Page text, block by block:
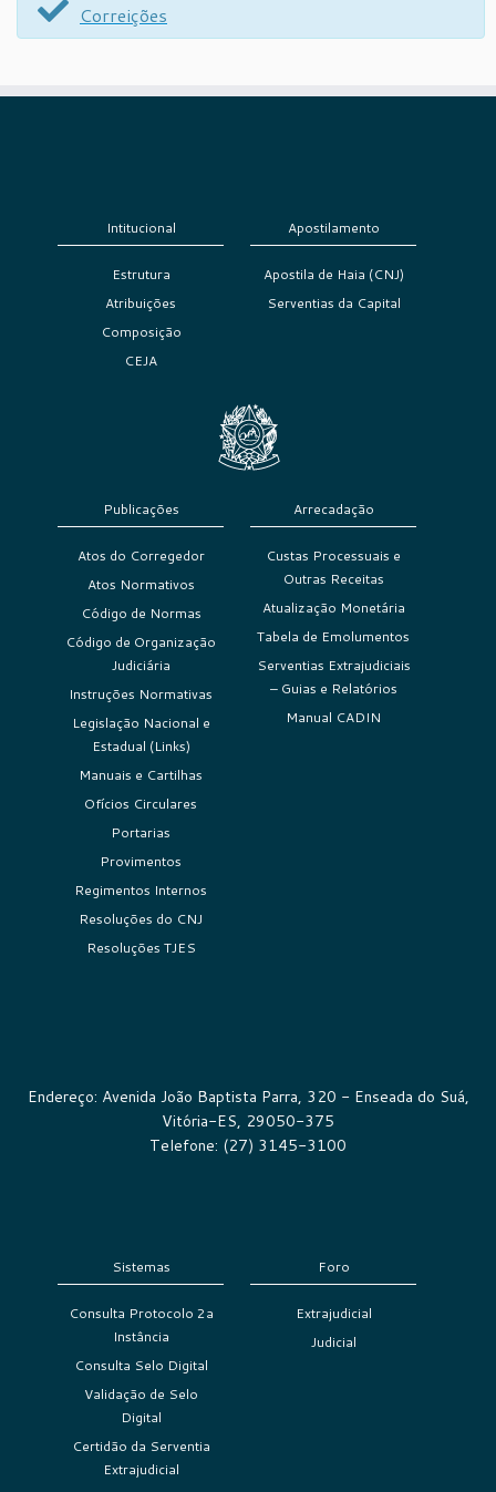
Correições
Intitucional
Estrutura
Atribuições
Composição
CEJA
Apostilamento
Apostila de Haia (CNJ)
Serventias da Capital
Publicações
Atos do Corregedor
Atos Normativos
Código de Normas
Código de Organização
Judiciária
Instruções Normativas
Legislação Nacional e
Estadual (Links)
Manuais e Cartilhas
Ofícios Circulares
Portarias
Provimentos
Regimentos Internos
Resoluções do CNJ
Resoluções TJES
Arrecadação
Custas Processuais e
Outras Receitas
Atualização Monetária
Tabela de Emolumentos
Serventias Extrajudiciais
– Guias e Relatórios
Manual CADIN
Endereço: Avenida João Baptista Parra, 320 - Enseada do Suá,
Vitória-ES, 29050-375
Telefone: (27) 3145-3100
Sistemas
Consulta Protocolo 2a
Instância
Consulta Selo Digital
Validação de Selo
Digital
Certidão da Serventia
Extrajudicial
Foro
Extrajudicial
Judicial